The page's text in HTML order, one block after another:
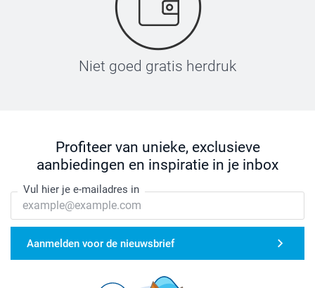
Niet goed gratis herdruk
Profiteer van unieke, exclusieve
aanbiedingen en inspiratie in je inbox
Vul hier je e-mailadres in
Aanmelden voor de nieuwsbrief